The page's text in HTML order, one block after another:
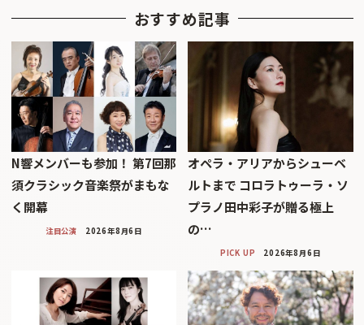
おすすめ記事
N響メンバーも参加！ 第7回那
須クラシック音楽祭がまもな
く開幕
注目公演 2026年8月6日
オペラ・アリアからシューベ
ルトまで コロラトゥーラ・ソ
プラノ田中彩子が贈る極上
の…
PICK UP 2026年8月6日